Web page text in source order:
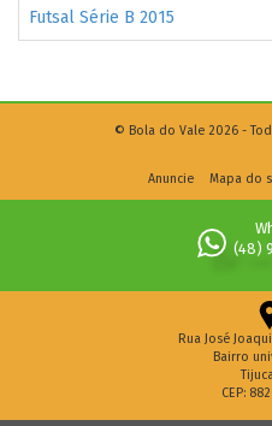
Futsal Série B 2015
© Bola do Vale 2026 -
Anuncie Mapa do
(48)
Rua José
Bairro
CEP: